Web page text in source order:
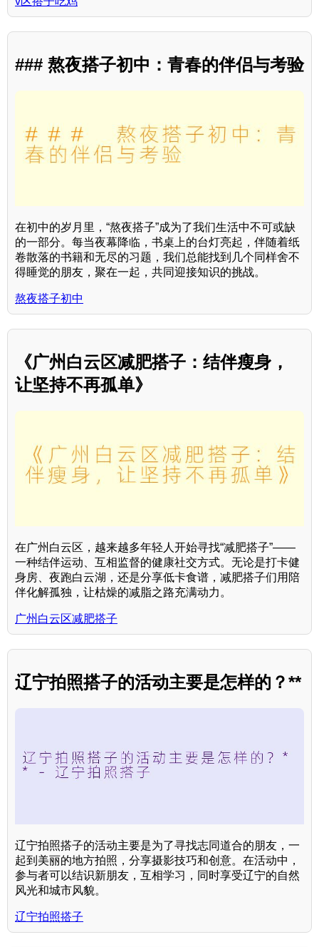
### 熬夜搭子初中：青春的伴侣与考验
在初中的岁月里，“熬夜搭子”成为了我们生活中不可或缺
的一部分。每当夜幕降临，书桌上的台灯亮起，伴随着纸
卷散落的书籍和无尽的习题，我们总能找到几个同样舍不
得睡觉的朋友，聚在一起，共同迎接知识的挑战。
熬夜搭子初中
《广州白云区减肥搭子：结伴瘦身，
让坚持不再孤单》
在广州白云区，越来越多年轻人开始寻找“减肥搭子”——
一种结伴运动、互相监督的健康社交方式。无论是打卡健
身房、夜跑白云湖，还是分享低卡食谱，减肥搭子们用陪
伴化解孤独，让枯燥的减脂之路充满动力。
广州白云区减肥搭子
辽宁拍照搭子的活动主要是怎样的？**
辽宁拍照搭子的活动主要是为了寻找志同道合的朋友，一
起到美丽的地方拍照，分享摄影技巧和创意。在活动中，
参与者可以结识新朋友，互相学习，同时享受辽宁的自然
风光和城市风貌。
辽宁拍照搭子